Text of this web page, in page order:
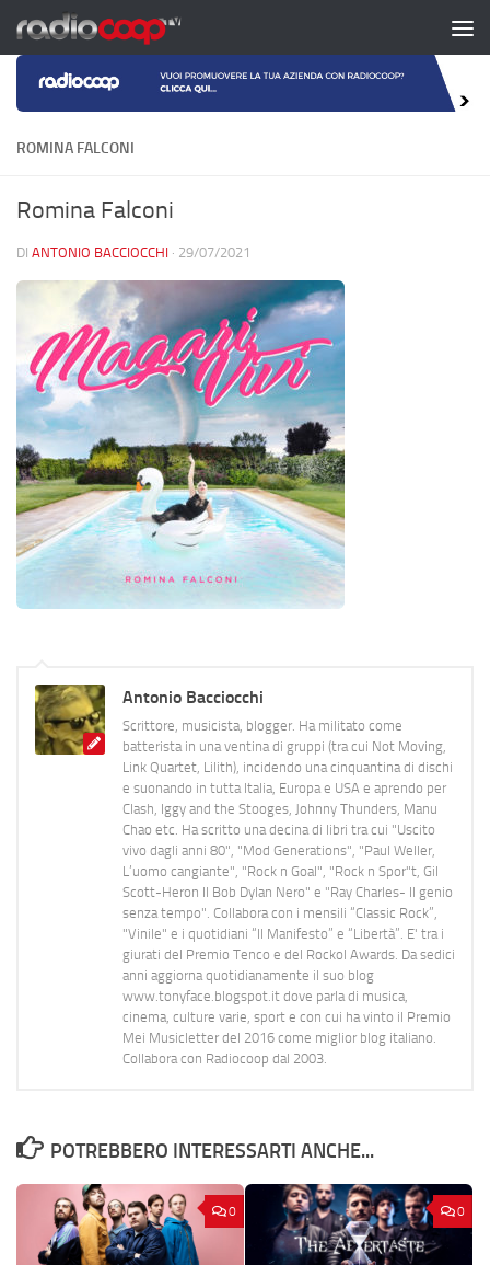
Salta al contenuto
ROMINA FALCONI
Romina Falconi
DI ANTONIO BACCIOCCHI · 29/07/2021
Antonio Bacciocchi
Scrittore, musicista, blogger. Ha militato come
batterista in una ventina di gruppi (tra cui Not Moving,
Link Quartet, Lilith), incidendo una cinquantina di dischi
e suonando in tutta Italia, Europa e USA e aprendo per
Clash, Iggy and the Stooges, Johnny Thunders, Manu
Chao etc. Ha scritto una decina di libri tra cui "Uscito
vivo dagli anni 80", "Mod Generations", "Paul Weller,
L’uomo cangiante", "Rock n Goal", "Rock n Spor"t, Gil
Scott-Heron Il Bob Dylan Nero" e "Ray Charles- Il genio
senza tempo". Collabora con i mensili “Classic Rock”,
"Vinile" e i quotidiani “Il Manifesto” e “Libertà”. E' tra i
giurati del Premio Tenco e del Rockol Awards. Da sedici
anni aggiorna quotidianamente il suo blog
www.tonyface.blogspot.it dove parla di musica,
cinema, culture varie, sport e con cui ha vinto il Premio
Mei Musicletter del 2016 come miglior blog italiano.
Collabora con Radiocoop dal 2003.
POTREBBERO INTERESSARTI ANCHE...
0 0